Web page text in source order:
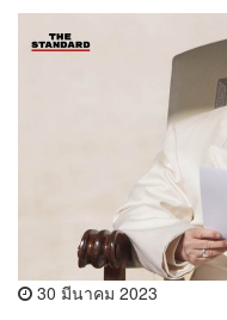
30 มีนาคม 2023